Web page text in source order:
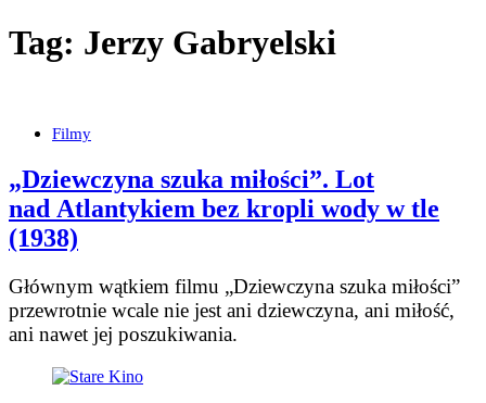
Tag: Jerzy Gabryelski
Filmy
„Dziewczyna szuka miłości”. Lot
nad Atlantykiem bez kropli wody w tle
(1938)
Głównym wątkiem filmu „Dziewczyna szuka miłości”
przewrotnie wcale nie jest ani dziewczyna, ani miłość,
ani nawet jej poszukiwania.